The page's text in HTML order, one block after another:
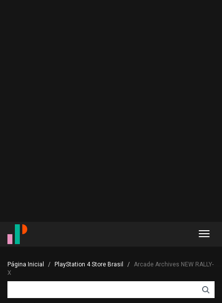
Página Inicial PlayStation 4 Store Brasil
Arcade Archives NEW RALLY-
X